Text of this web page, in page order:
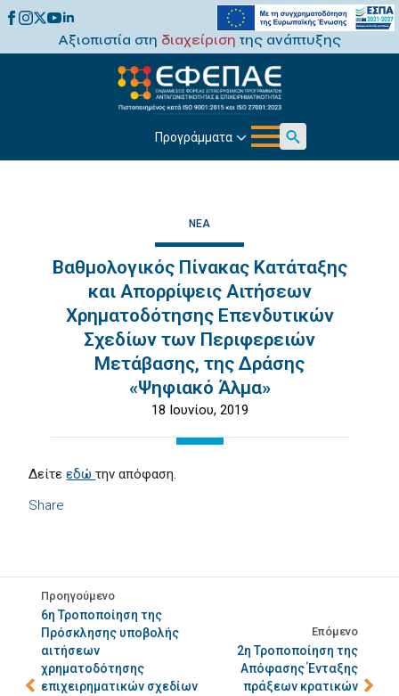
Αξιοπιστία στη διαχείριση της ανάπτυξης
Προγράμματα
Search
ΝΈΑ
Βαθμολογικός Πίνακας Κατάταξης
και Απορρίψεις Αιτήσεων
Χρηματοδότησης Επενδυτικών
Σχεδίων των Περιφερειών
Μετάβασης, της Δράσης
«Ψηφιακό Άλμα»
18 Ιουνίου, 2019
Share
Δείτεεδώτην απόφαση.
Προηγούμενο
6η Τροποποίηση της
Πρόσκλησης υποβολής
αιτήσεων
χρηματοδότησης
επιχειρηματικών σχεδίων
Επόμενο
2η Τροποποίηση της
Απόφασης Ένταξης
πράξεων κρατικών